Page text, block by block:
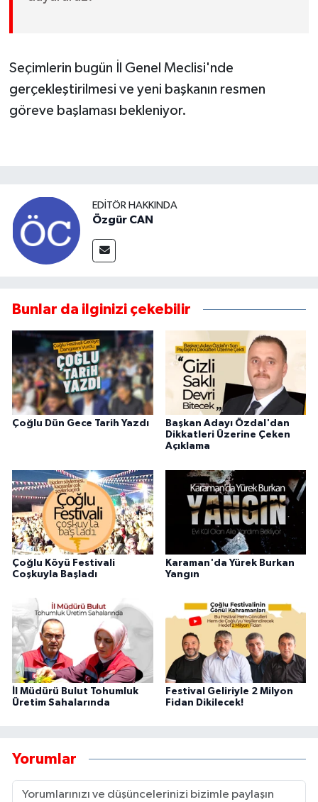
Seçimlerin bugün İl Genel Meclisi'nde
gerçekleştirilmesi ve yeni başkanın resmen
göreve başlaması bekleniyor.
EDITÖR HAKKINDA
Özgür CAN
Bunlar da ilginizi çekebilir
Çoğlu Dün Gece Tarih Yazdı
Başkan Adayı Özdal'dan
Dikkatleri Üzerine Çeken
Açıklama
Çoğlu Köyü Festivali
Coşkuyla Başladı
Karaman'da Yürek Burkan
Yangın
İl Müdürü Bulut Tohumluk
Üretim Sahalarında
Festival Geliriyle 2 Milyon
Fidan Dikilecek!
Yorumlar